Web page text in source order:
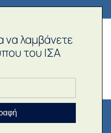
να λαμβάνετε
του ΙΣΑ